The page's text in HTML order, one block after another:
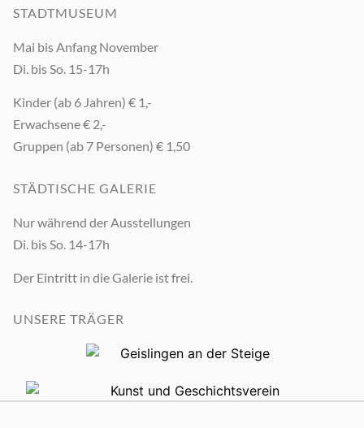
STADTMUSEUM
Mai bis Anfang November
Di. bis So. 15-17h
Kinder (ab 6 Jahren) € 1,-
Erwachsene € 2,-
Gruppen (ab 7 Personen) € 1,50
STÄDTISCHE GALERIE
Nur während der Ausstellungen
Di. bis So. 14-17h
Der Eintritt in die Galerie ist frei.
UNSERE TRÄGER